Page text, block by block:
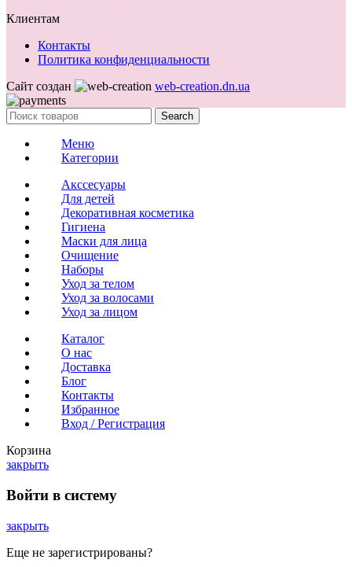
Клиентам
Контакты
Политика конфиденциальности
Сайт создан
web-creation.dn.ua
Search
Меню
Категории
Акссесуары
Для детей
Декоративная косметика
Гигиена
Маски для лица
Очищение
Наборы
Уход за телом
Уход за волосами
Уход за лицом
Каталог
О нас
Доставка
Блог
Контакты
Избранное
Вход / Регистрация
Корзина
закрыть
Войти в систему
закрыть
Еще не зарегистрированы?